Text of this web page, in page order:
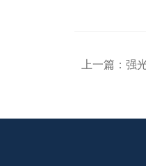
上一篇： 强